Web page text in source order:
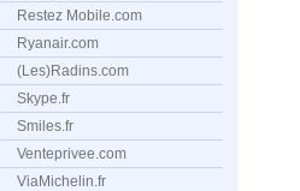
Restez Mobile.com
Ryanair.com
(Les)Radins.com
Skype.fr
Smiles.fr
Venteprivee.com
ViaMichelin.fr